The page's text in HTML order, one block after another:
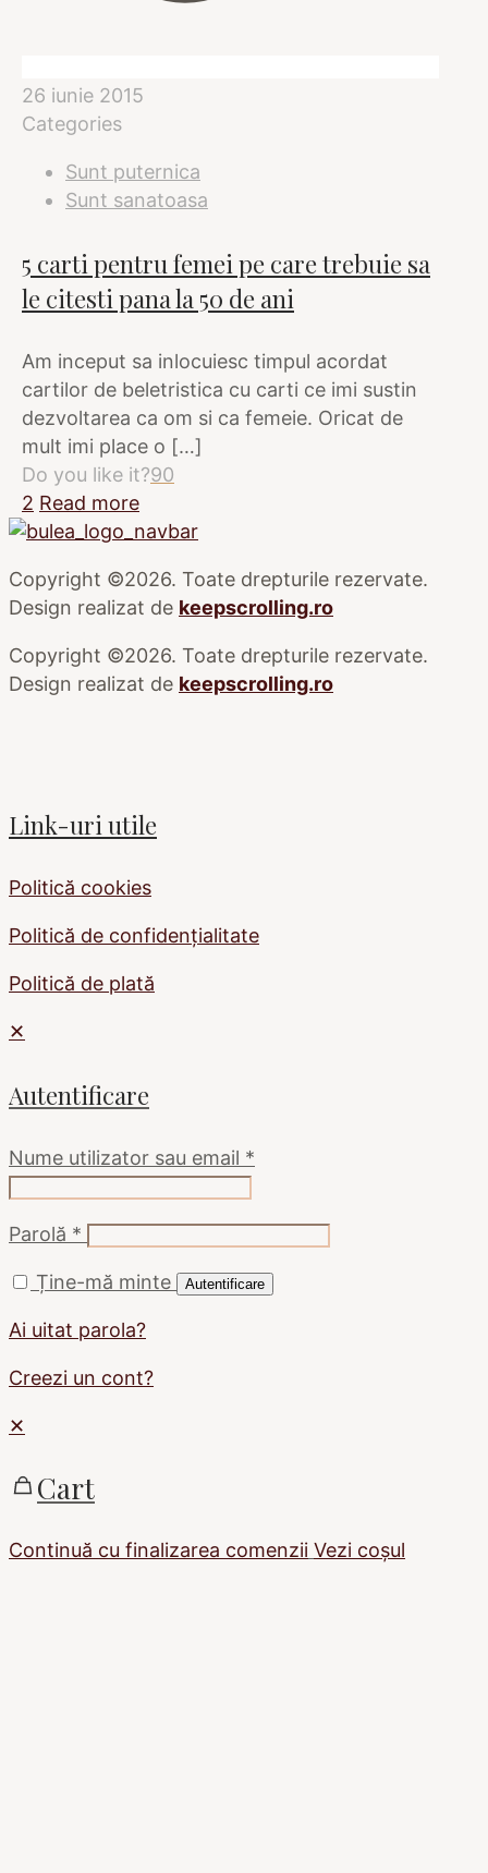
26 iunie 2015
Categories
Sunt puternica
Sunt sanatoasa
5 carti pentru femei pe care trebuie sa
le citesti pana la 50 de ani
Am inceput sa inlocuiesc timpul acordat
cartilor de beletristica cu carti ce imi sustin
dezvoltarea ca om si ca femeie. Oricat de
mult imi place o […]
Do you like it?90
2 Read more
Copyright ©2026. Toate drepturile rezervate.
Design realizat de keepscrolling.ro
Copyright ©2026. Toate drepturile rezervate.
Design realizat de keepscrolling.ro
Link-uri utile
Politică cookies
Politică de confidențialitate
Politică de plată
✕
Autentificare
Nume utilizator sau email *
Parolă *
Ține-mă minte Autentificare
Ai uitat parola?
Creezi un cont?
✕
Cart
Continuă cu finalizarea comenzii Vezi coșul